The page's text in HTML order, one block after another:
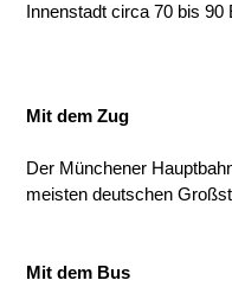
Innenstadt circa 70 bis 90
Mit dem Zug
Der Münchener
meisten deutschen
Mit dem Bus